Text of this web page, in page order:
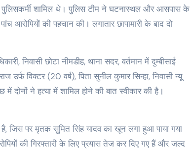
पुलिसकर्मी शामिल थे। पुलिस टीम ने घटनास्थल और आसपास के
की पहचान की। लगातार छापामारी के बाद दो
निवासी छोटा नीमडीह, थाना सदर, वर्तमान में दुम्बीसाई
विक्टर (20 वर्ष), पिता सुनील कुमार सिन्हा, निवासी न्यू
दोनों ने हत्या में शामिल होने की बात स्वीकार की है।
जिस पर मृतक सुमित सिंह यादव का खून लगा हुआ पाया गया
की गिरफ्तारी के लिए प्रयास तेज कर दिए गए हैं और जल्द